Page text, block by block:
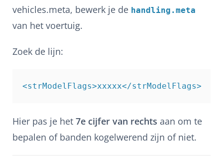
vehicles.meta, bewerk je de handling.meta
van het voertuig.
Zoek de lijn:
Hier pas je het 7e cijfer van rechts aan om te
bepalen of banden kogelwerend zijn of niet.